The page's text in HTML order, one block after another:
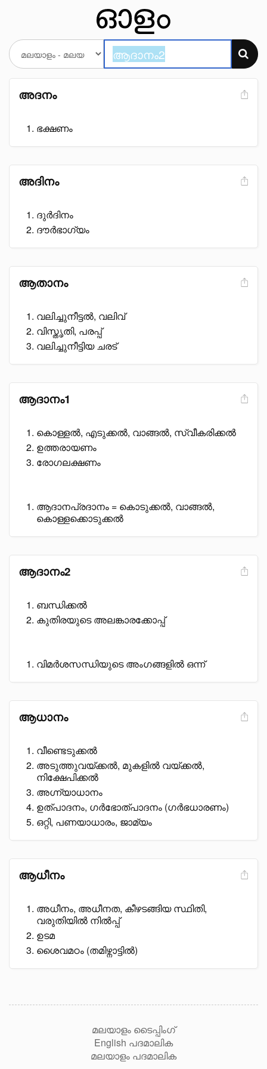
അദനം
ഭക്ഷണം
അദിനം
ദുർദിനം
ദൗർഭാഗ്യം
ആതാനം
വലിച്ചുനീട്ടൽ, വലിവ്
വിസ്തൃതി, പരപ്പ്
വലിച്ചുനീട്ടിയ ചരട്
ആദാനം1
കൊള്ളൽ, എടുക്കൽ, വാങ്ങൽ, സ്വീകരിക്കൽ
ഉത്തരായണം
രോഗലക്ഷണം
ആദാനപ്രദാനം = കൊടുക്കൽ, വാങ്ങൽ,
കൊള്ളക്കൊടുക്കൽ
ആദാനം2
ബന്ധിക്കൽ
കുതിരയുടെ അലങ്കാരക്കോപ്പ്
വിമർശസന്ധിയുടെ അംഗങ്ങളിൽ ഒന്ന്
ആധാനം
വീണ്ടെടുക്കൽ
അടുത്തുവയ്ക്കൽ, മുകളിൽ വയ്ക്കൽ,
നിക്ഷേപിക്കൽ
അഗ്ന്യാധാനം
ഉത്പാദനം, ഗർഭോത്പാദനം (ഗർഭധാരണം)
ഒറ്റി, പണയാധാരം, ജാമ്യം
ആധീനം
അധീനം, അധീനത, കീഴടങ്ങിയ സ്ഥിതി,
വരുതിയിൽ നിൽപ്പ്
ഉടമ
ശൈവമഠം (തമിഴ്നാട്ടിൽ)
മലയാളം ടൈപ്പിംഗ്
English പദമാലിക
മലയാളം പദമാലിക